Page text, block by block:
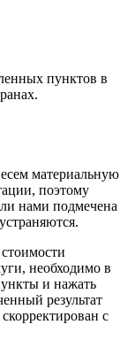
пунктов в
материальную
поэтому
нами подмечена
необходимо в
и нажать
результат
с